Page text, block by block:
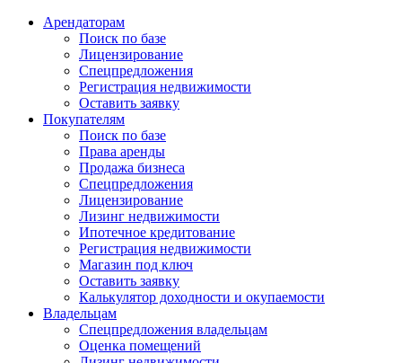
Арендаторам
Поиск по базе
Лицензирование
Спецпредложения
Регистрация недвижимости
Оставить заявку
Покупателям
Поиск по базе
Права аренды
Продажа бизнеса
Спецпредложения
Лицензирование
Лизинг недвижимости
Ипотечное кредитование
Регистрация недвижимости
Магазин под ключ
Оставить заявку
Калькулятор доходности и окупаемости
Владельцам
Спецпредложения владельцам
Оценка помещений